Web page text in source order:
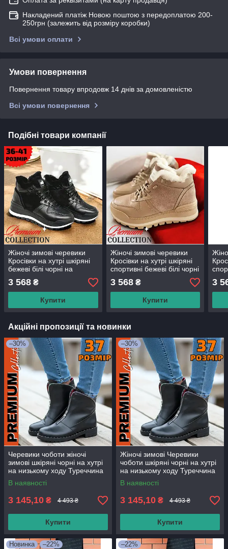
Накладений платіж Новою поштою з передоплатою 200-
250грн (залежить від розміру коробки)
Всі умови оплати
Умови повернення
Повернення товару впродовж 14 днів за домовленістю
Всі умови повернення
Подібні товари компанії
Жіночі зимові черевики
Кросівки на хутрі шкіряні
бежеві білі чорні на
платформі липучці (код-
КЛ-2307)
3 568 ₴
Купити
Жіночі зимові черевики
Кросівки на хутрі шкіряні
спортивні бежеві білі чорні
на платформі (код-
КЛ-2307)
3 568₴
Купити
на
КЛ-
3
Акційні пропозиції та новинки
–30%
Черевики чоботи жіночі
зимові шкіряні чорні на хутрі
на низькому ходу Туреччина
В наявності
3 145,10 ₴ 4 493 ₴
Купити
–30%
Жіночі зимові Черевики
чоботи шкіряні чорні на хутрі
на низькому ходу Туреччина
В наявності
3 145,10 ₴ 4 493 ₴
Купити
Новинка –22% –22%